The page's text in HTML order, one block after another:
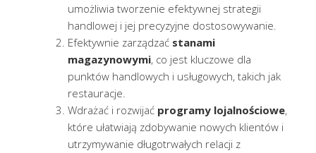
umożliwia tworzenie efektywnej strategii
handlowej i jej precyzyjne dostosowywanie.
Efektywnie zarządzać stanami
magazynowymi, co jest kluczowe dla
punktów handlowych i usługowych, takich jak
restauracje.
Wdrażać i rozwijać programy lojalnościowe,
które ułatwiają zdobywanie nowych klientów i
utrzymywanie długotrwałych relacji z